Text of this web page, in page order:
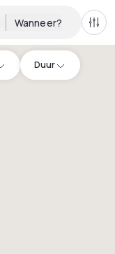
Wanneer?
Duur